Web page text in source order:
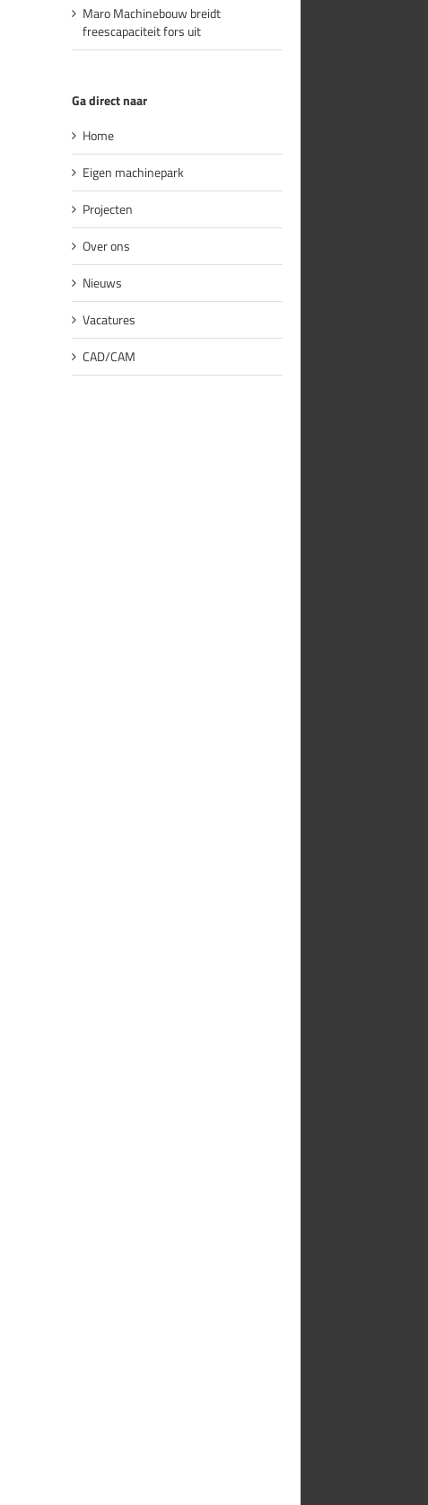
Maro Machinebouw breidt
freescapaciteit fors uit
Ga direct naar
Home
Eigen machinepark
Projecten
Over ons
Nieuws
Vacatures
CAD/CAM